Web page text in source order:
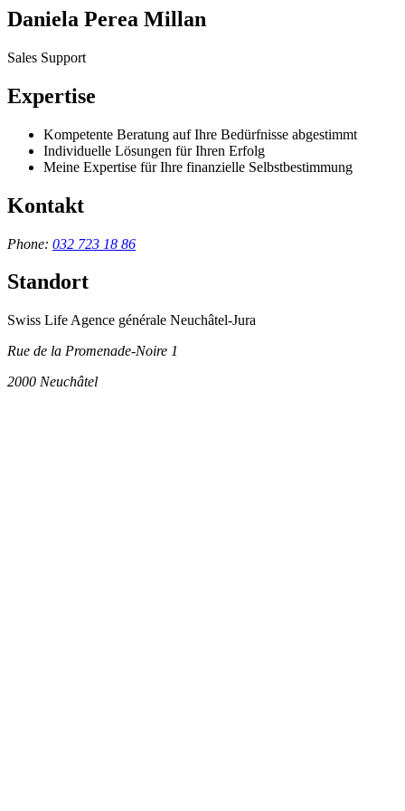
Daniela Perea Millan
Sales Support
Expertise
Kompetente Beratung auf Ihre Bedürfnisse abgestimmt
Individuelle Lösungen für Ihren Erfolg
Meine Expertise für Ihre finanzielle Selbstbestimmung
Kontakt
Phone: 032 723 18 86
Standort
Swiss Life Agence générale Neuchâtel-Jura
Rue de la Promenade-Noire 1
2000 Neuchâtel